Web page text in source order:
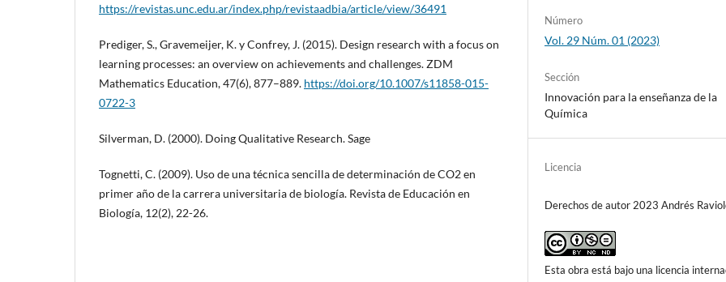
https://revistas.unc.edu.ar/index.php/revistaadbia/article/view/36491
Prediger, S., Gravemeijer, K. y Confrey, J. (2015). Design research with a focus on
learning processes: an overview on achievements and challenges. ZDM
Mathematics Education, 47(6), 877–889. https://doi.org/10.1007/s11858-015-
0722-3
Silverman, D. (2000). Doing Qualitative Research. Sage
Tognetti, C. (2009). Uso de una técnica sencilla de determinación de CO2 en
primer año de la carrera universitaria de biología. Revista de Educación en
Biología, 12(2), 22-26.
Número
Vol. 29 Núm. 01 (2023)
Sección
Innovación para la enseñanza de la
Química
Licencia
Derechos de autor 2023 Andrés
Esta obra está bajo una licencia